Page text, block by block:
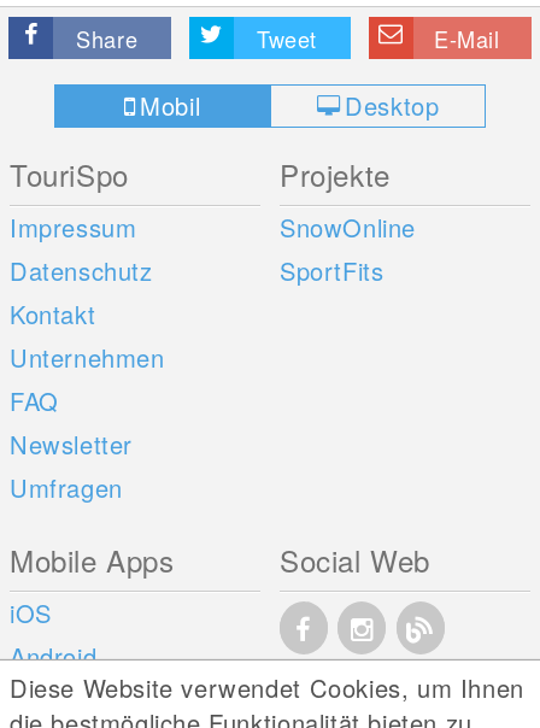
Share Tweet E-Mail
Mobil Desktop
TouriSpo
Impressum
Datenschutz
Kontakt
Unternehmen
FAQ
Newsletter
Umfragen
Projekte
SnowOnline
SportFits
Mobile Apps
iOS
Android
Social Web
Diese Website verwendet Cookies, um Ihnen